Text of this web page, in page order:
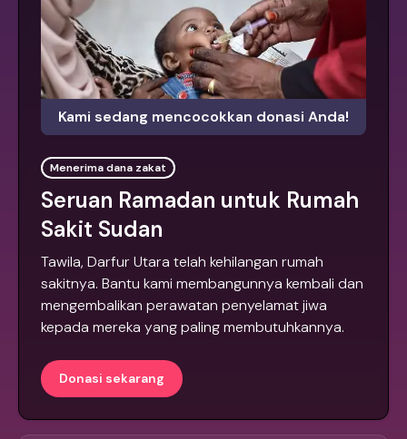
Kami sedang mencocokkan donasi Anda!
Menerima dana zakat
Seruan Ramadan untuk Rumah
Sakit Sudan
Tawila, Darfur Utara telah kehilangan rumah
sakitnya. Bantu kami membangunnya kembali dan
mengembalikan perawatan penyelamat jiwa
kepada mereka yang paling membutuhkannya.
Donasi sekarang